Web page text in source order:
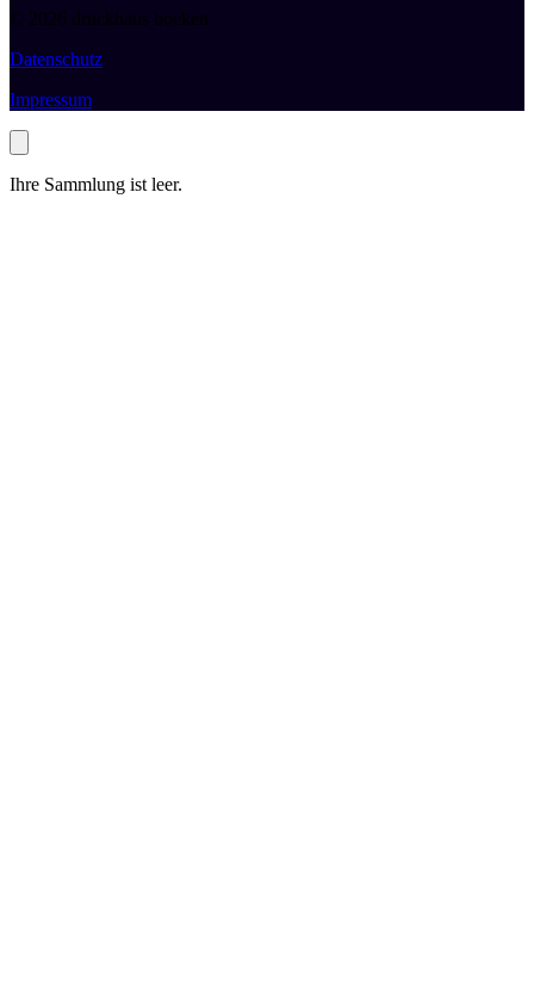
© 2026 druckhaus boeken
Datenschutz
Impressum
Ihre Sammlung ist leer.